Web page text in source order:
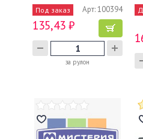
мкм…
Под заказ Арт: 100394
135,43 ₽
за рулон